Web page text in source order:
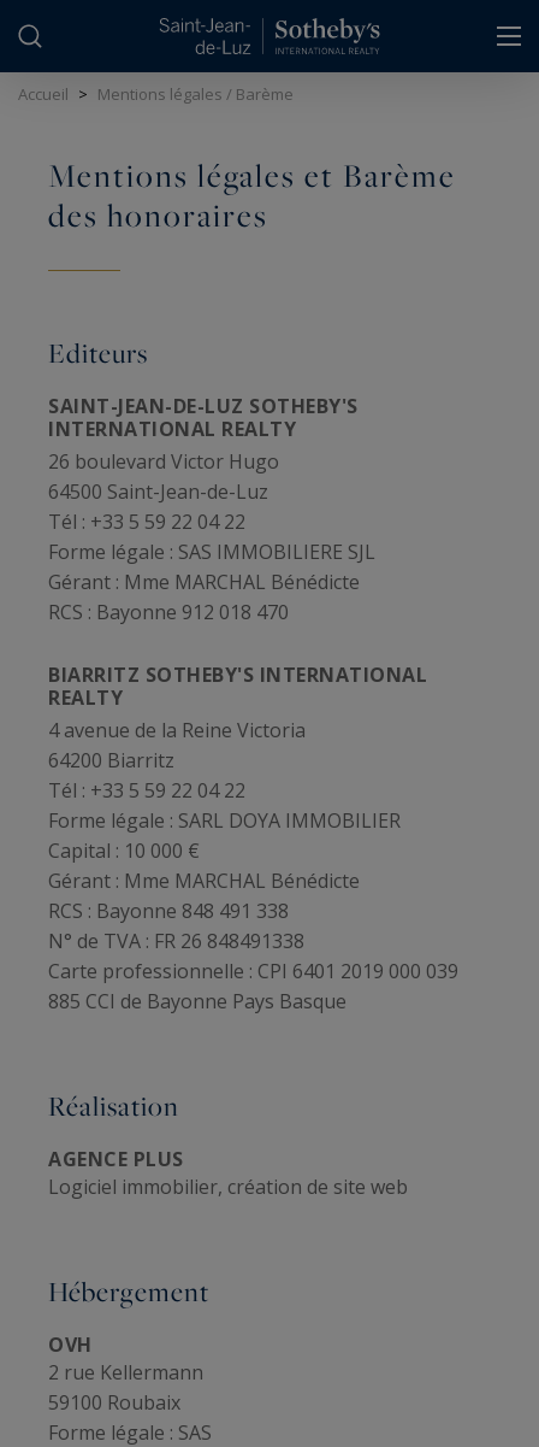
Accueil > Mentions légales / Barème
Mentions légales et Barème
des honoraires
Editeurs
SAINT-JEAN-DE-LUZ SOTHEBY'S
INTERNATIONAL REALTY
26 boulevard Victor Hugo
64500 Saint-Jean-de-Luz
Tél : +33 5 59 22 04 22
Forme légale : SAS IMMOBILIERE SJL
Gérant : Mme MARCHAL Bénédicte
RCS : Bayonne 912 018 470
BIARRITZ SOTHEBY'S INTERNATIONAL
REALTY
4 avenue de la Reine Victoria
64200 Biarritz
Tél : +33 5 59 22 04 22
Forme légale : SARL DOYA IMMOBILIER
Capital : 10 000 €
Gérant : Mme MARCHAL Bénédicte
RCS : Bayonne 848 491 338
N° de TVA : FR 26 848491338
Carte professionnelle : CPI 6401 2019 000 039
885 CCI de Bayonne Pays Basque
Réalisation
AGENCE PLUS
Logiciel immobilier, création de site web
Hébergement
OVH
2 rue Kellermann
59100 Roubaix
Forme légale : SAS